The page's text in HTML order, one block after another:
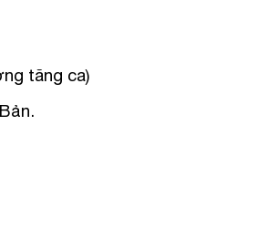
tăng ca)